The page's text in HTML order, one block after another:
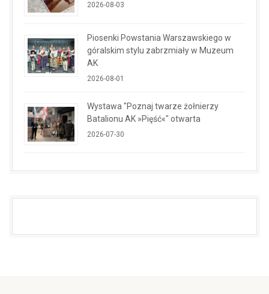
2026-08-03
Piosenki Powstania Warszawskiego w
góralskim stylu zabrzmiały w Muzeum
AK
2026-08-01
Wystawa "Poznaj twarze żołnierzy
Batalionu AK »Pięść«" otwarta
2026-07-30